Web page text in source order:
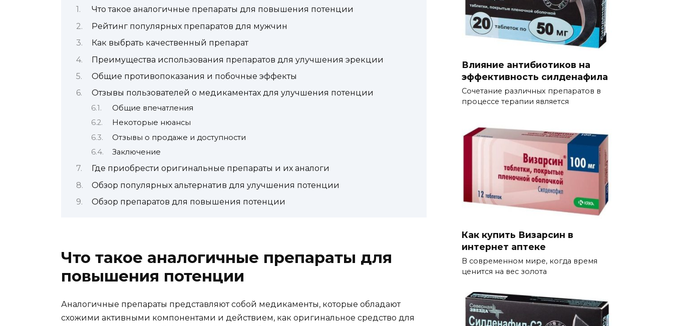
Что такое аналогичные препараты для повышения потенции
Рейтинг популярных препаратов для мужчин
Как выбрать качественный препарат
Преимущества использования препаратов для улучшения эрекции
Общие противопоказания и побочные эффекты
Отзывы пользователей о медикаментах для улучшения потенции
Общие впечатления
Некоторые нюансы
Отзывы о продаже и доступности
Заключение
Где приобрести оригинальные препараты и их аналоги
Обзор популярных альтернатив для улучшения потенции
Обзор препаратов для повышения потенции
Что такое аналогичные препараты для
повышения потенции
Аналогичные препараты представляют собой медикаменты, которые обладают
схожими активными компонентами и действием, как оригинальное средство для
Влияние антибиотиков на
эффективность силденафила
Сочетание различных препаратов в
процессе терапии является
Как купить Визарсин в
интернет аптеке
В современном мире, когда время
ценится на вес золота